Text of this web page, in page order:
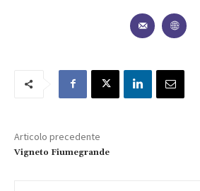
Articolo precedente
Vigneto Fiumegrande